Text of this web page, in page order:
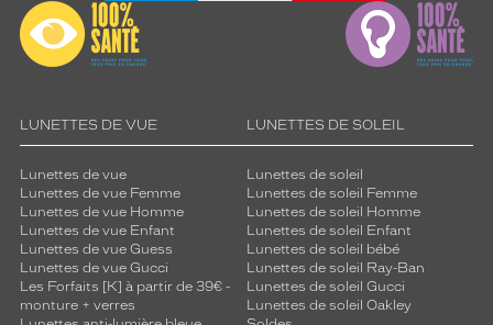
LUNETTES DE VUE
Lunettes de vue
Lunettes de vue Femme
Lunettes de vue Homme
Lunettes de vue Enfant
Lunettes de vue Guess
Lunettes de vue Gucci
Les Forfaits [K] à partir de 39€ -
monture + verres
LUNETTES DE SOLEIL
Lunettes de soleil
Lunettes de soleil Femme
Lunettes de soleil Homme
Lunettes de soleil Enfant
Lunettes de soleil bébé
Lunettes de soleil Ray-Ban
Lunettes de soleil Gucci
Lunettes de soleil Oakley